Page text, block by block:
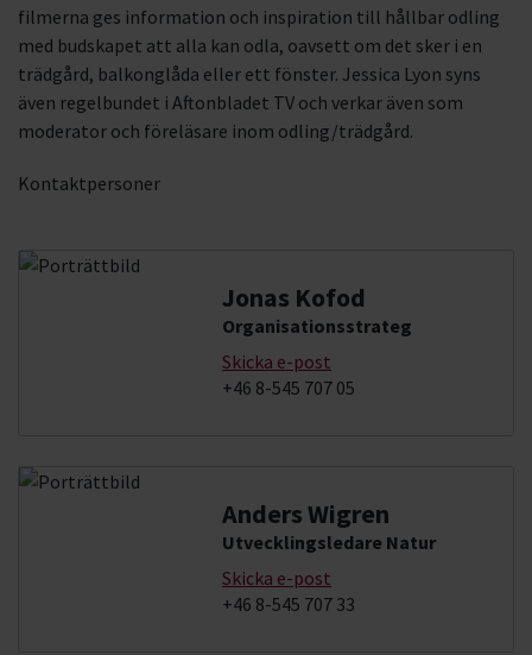
filmerna ges information och inspiration till hållbar odling
med budskapet att alla kan odla, oavsett om det sker i en
trädgård, balkonglåda eller ett fönster. Jessica Lyon syns
även regelbundet i Aftonbladet TV och verkar även som
moderator och föreläsare inom odling/trädgård.
Kontaktpersoner
Jonas Kofod
Organisationsstrateg
Skicka e-post
+46 8-545 707 05
Anders Wigren
Utvecklingsledare Natur
Skicka e-post
+46 8-545 707 33